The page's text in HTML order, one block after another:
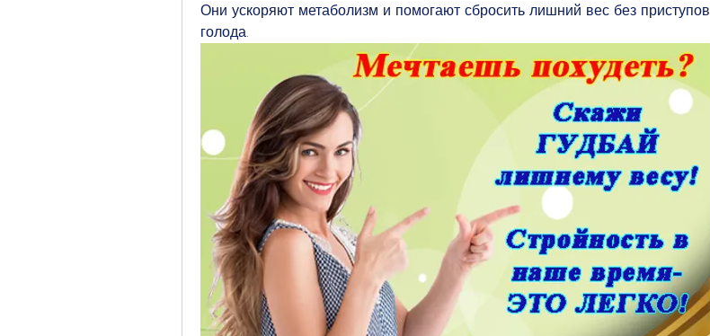
Они ускоряют метаболизм и помогают сбросить лишний вес без приступов
голода.